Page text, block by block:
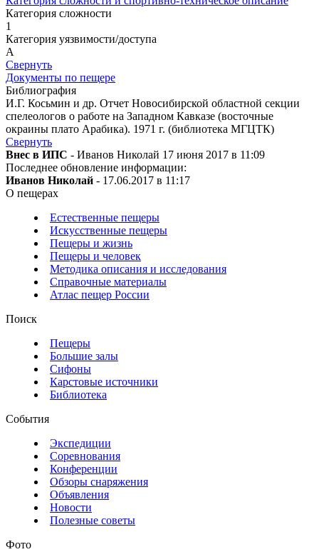
Категория сложности
1
Категория уязвимости/доступа
A
Свернуть
Документы по пещере
Библиография
И.Г. Косьмин и др. Отчет Новосибирской областной секции
спелеологов о работе на Западном Кавказе (восточные
окраины плато Арабика). 1971 г. (библиотека МГЦТК)
Свернуть
Внес в ИПС - Иванов Николай 17 июня 2017 в 11:09
Последнее обновление информации:
Иванов Николай - 17.06.2017 в 11:17
О пещерах
Естественные пещеры
Искусственные пещеры
Пещеры и жизнь
Пещеры и человек
Методика описания и исследования
Справочные материалы
Атлас пещер России
Поиск
Пещеры
Большие залы
Сифоны
Карстовые источники
Библиотека
События
Экспедиции
Соревнования
Конференции
Обзоры снаряжения
Объявления
Новости
Полезные советы
Фото